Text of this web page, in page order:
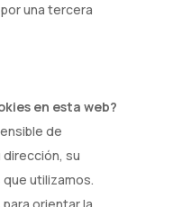
una tercera
en esta web?
de
su
utilizamos.